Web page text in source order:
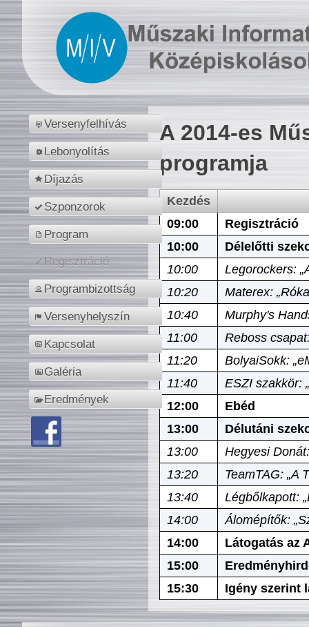
Versenyfelhívás
Lebonyolítás
Díjazás
Szponzorok
Program
Regisztráció
Programbizottság
Versenyhelyszín
Kapcsolat
Galéria
Eredmények
A 2014-es
programja
Kezdés
09:00
Regisztráció
10:00
Délelőtti
10:00
Legorockers:
10:20
Materex:
10:40
Murphy's
11:00
Reboss
11:20
BolyaiSokk:
11:40
ESZI szakkör:
12:00
Ebéd
13:00
Délutáni
13:00
Hegyesi
13:20
TeamTAG: „A
13:40
Légbőlkapott:
14:00
Álomépítők:
14:00
Látogatás az
15:00
15:30
Igény szerint